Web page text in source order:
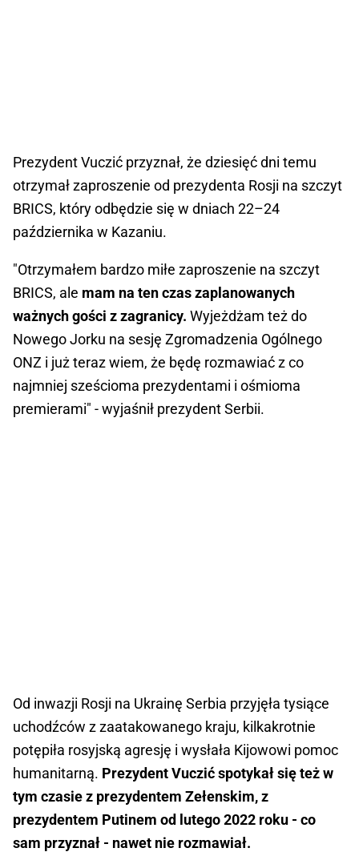
Prezydent Vuczić przyznał, że dziesięć dni temu
otrzymał zaproszenie od prezydenta Rosji na szczyt
BRICS, który odbędzie się w dniach 22–24
października w Kazaniu.
"Otrzymałem bardzo miłe zaproszenie na szczyt
BRICS, ale mam na ten czas zaplanowanych
ważnych gości z zagranicy. Wyjeżdżam też do
Nowego Jorku na sesję Zgromadzenia Ogólnego
ONZ i już teraz wiem, że będę rozmawiać z co
najmniej sześcioma prezydentami i ośmioma
premierami" - wyjaśnił prezydent Serbii.
Od inwazji Rosji na Ukrainę Serbia przyjęła tysiące
uchodźców z zaatakowanego kraju, kilkakrotnie
potępiła rosyjską agresję i wysłała Kijowowi pomoc
humanitarną. Prezydent Vuczić spotykał się też w
tym czasie z prezydentem Zełenskim, z
prezydentem Putinem od lutego 2022 roku - co
sam przyznał - nawet nie rozmawiał.